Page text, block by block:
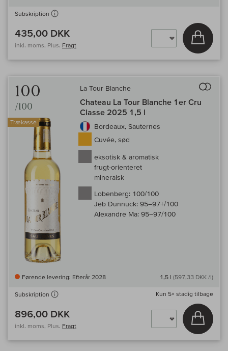
Subskription
435,00 DKK
inkl. moms, Plus. Fragt
Læg i
100
/100
Trækasse
La Tour Blanche
Chateau La Tour Blanche 1er Cru
Classe 2025 1,5 l
Bordeaux, Sauternes
Cuvée, sød
eksotisk & aromatisk
frugt-orienteret
mineralsk
Lobenberg: 100/100
Jeb Dunnuck: 95–97+/100
Alexandre Ma: 95–97/100
Førende levering: Efterår 2028 1,5 l (597,33 DKK /l)
Subskription Kun 5× stadig tilbage
896,00 DKK
inkl. moms, Plus. Fragt
Læg i